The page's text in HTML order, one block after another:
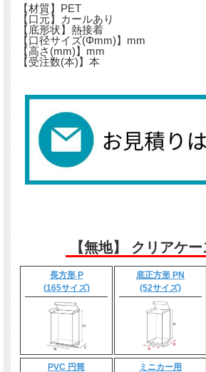
【材質】PET
【口元】カールあり
【底形状】熱接着
【口径サイズ(Φmm)】mm
【高さ(mm)】mm
【受注数(本)】本
【無地】 クリアケ
長方形 P
(165サイズ)
底正方形 PN
(52サイズ)
PVC 円筒
ミニカー用